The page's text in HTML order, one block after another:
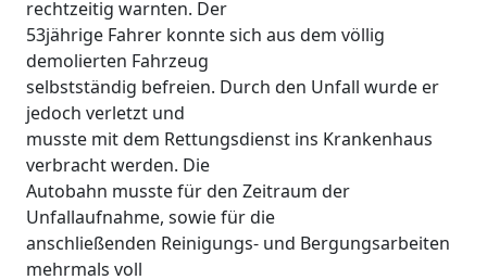
rechtzeitig warnten. Der
53jährige Fahrer konnte sich aus dem völlig
demolierten Fahrzeug
selbstständig befreien. Durch den Unfall wurde er
jedoch verletzt und
musste mit dem Rettungsdienst ins Krankenhaus
verbracht werden. Die
Autobahn musste für den Zeitraum der
Unfallaufnahme, sowie für die
anschließenden Reinigungs- und Bergungsarbeiten
mehrmals voll